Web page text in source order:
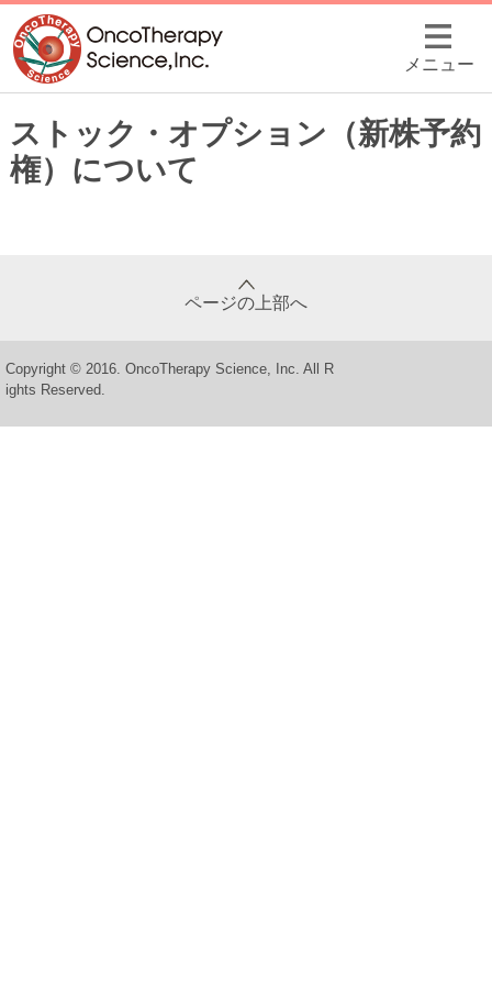
メニュー
ストック・オプション（新株予約
権）について
ページの上部へ
Copyright © 2016. OncoTherapy Science, Inc. All R
ights Reserved.